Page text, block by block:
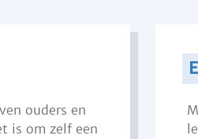
ouders en
is om zelf een